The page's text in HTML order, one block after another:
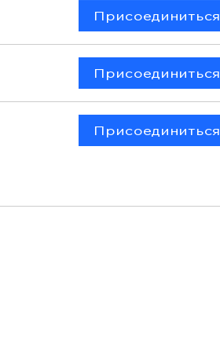
Присоединиться
Присоединиться
Присоединиться